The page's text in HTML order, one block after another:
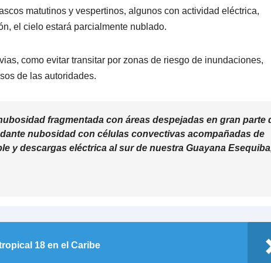
matutinos y vespertinos, algunos con actividad eléctrica,
el cielo estará parcialmente nublado.
como evitar transitar por zonas de riesgo de inundaciones,
de las autoridades.
fragmentada con áreas despejadas en gran parte
nubosidad con células convectivas acompañadas de
y descargas eléctrica al sur de nuestra Guayana
18 en el Caribe